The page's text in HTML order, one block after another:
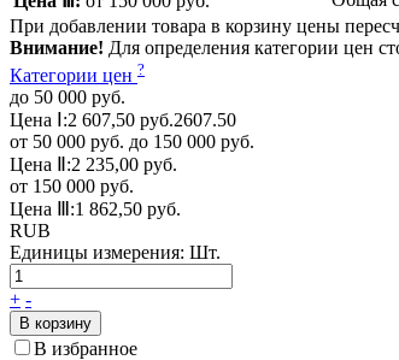
При добавлении товара в корзину цены
Внимание! Для определения категории цен
Категории цен ?
до 50 000 руб.
Цена Ⅰ:2 607,50 руб.2607.50
от 50 000 руб. до 150 000 руб.
Цена Ⅱ:2 235,00 руб.
от 150 000 руб.
Цена Ⅲ:1 862,50 руб.
RUB
Единицы измерения: Шт.
+ -
В корзину
В избранное